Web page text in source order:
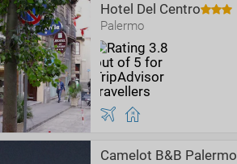
Hotel Del Centro
Palermo
Camelot B&B Palermo